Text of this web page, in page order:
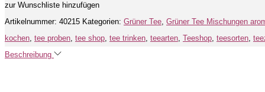
zur Wunschliste hinzufügen
Artikelnummer: 40215 Kategorien: Grüner Tee, Grüner Tee Mischungen
kochen, tee proben, tee shop, tee trinken, teearten, Teeshop, teesorten,
Beschreibung